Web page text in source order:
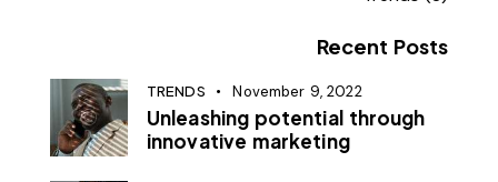
Recent Posts
TRENDS November 9, 2022
Unleashing potential through
innovative marketing